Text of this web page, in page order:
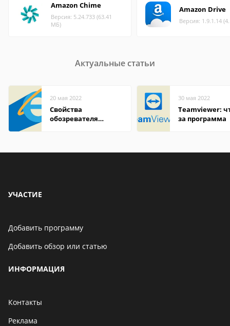
Amazon Chime
Версия: 5.24.733 (63.41
МБ)
Amazon Drive
Версия: 1.9.1.14
Актуальные статьи
20 мая 2022
Свойства
обозревателя
30 мая 2022
Teamviewer:
за программа
УЧАСТИЕ
Добавить программу
Добавить обзор или статью
ИНФОРМАЦИЯ
Контакты
Реклама